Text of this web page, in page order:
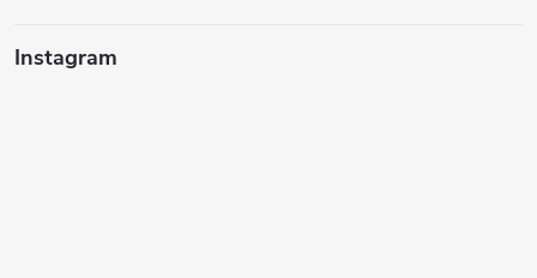
Instagram